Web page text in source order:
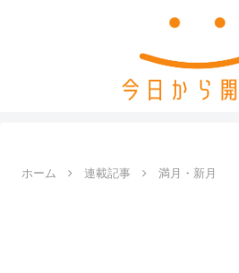
ホーム 連載記事 満月・新月